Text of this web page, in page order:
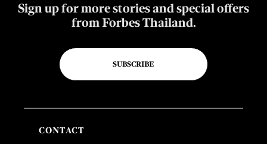
Sign up for more stories and special offers
from Forbes Thailand.
SUBSCRIBE
CONTACT